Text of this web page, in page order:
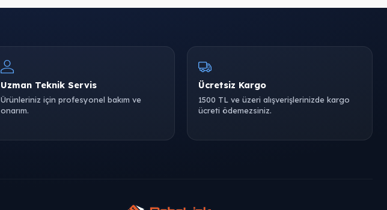
Uzman Teknik Servis
Ürünleriniz için profesyonel bakım ve
onarım.
Ücretsiz Kargo
1500 TL ve üzeri alışverişlerinizde kargo
ücreti ödemezsiniz.